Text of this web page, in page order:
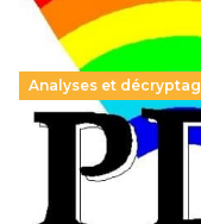
Analyses et
Hongrie : du
éducatives, aussi !
25 juin 2026